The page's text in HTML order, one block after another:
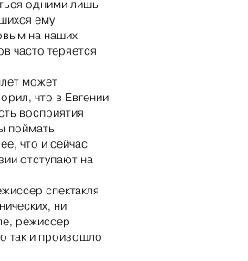
одними лишь
ему
на наших
часто теряется
может
что в Евгении
восприятия
поймать
что и сейчас
отступают на
спектакля
ни
режиссер
так и произошло